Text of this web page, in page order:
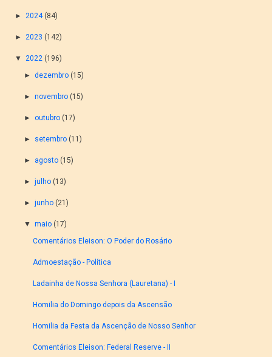
►2024 (84)
►2023 (142)
▼ 2022 (196)
► dezembro (15)
► novembro (15)
► outubro (17)
► setembro (11)
► agosto (15)
► julho (13)
► junho (21)
▼ maio (17)
Comentários Eleison: O Poder do Rosário
Admoestação - Política
Ladainha de Nossa Senhora (Lauretana) - I
Homilia do Domingo depois da Ascensão
Homilia da Festa da Ascenção de Nosso Senhor
Comentários Eleison: Federal Reserve - II